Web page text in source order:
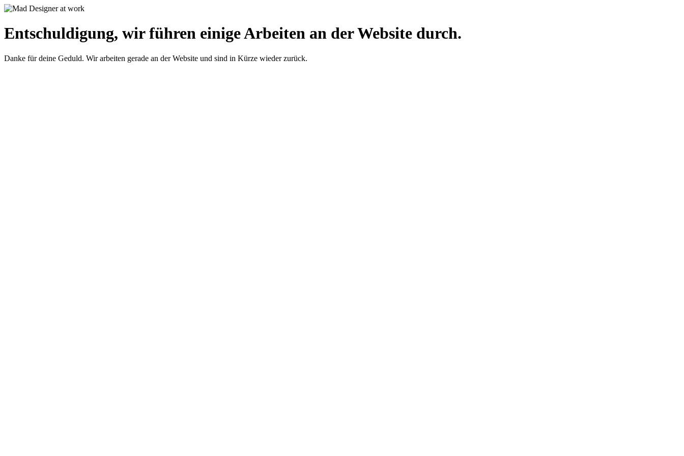
Entschuldigung, wir führen einige Arbeiten an der Website durch.
Danke für deine Geduld. Wir arbeiten gerade an der Website und sind in Kürze wieder zurück.